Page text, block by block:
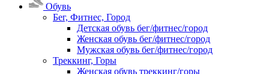
Обувь
Бег, Фитнес, Город
Детская обувь бег/фитнес/город
Женская обувь бег/фитнес/город
Мужская обувь бег/фитнес/город
Треккинг, Горы
Женская обувь треккинг/горы